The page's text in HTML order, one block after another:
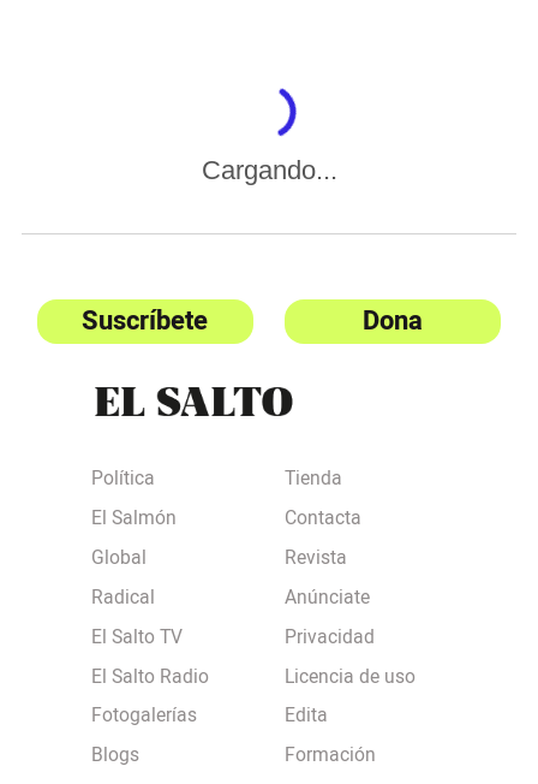
Cargando...
Suscríbete Dona
Política
El Salmón
Global
Radical
El Salto TV
El Salto Radio
Fotogalerías
Blogs
Tienda
Contacta
Revista
Anúnciate
Privacidad
Licencia de uso
Edita
Formación